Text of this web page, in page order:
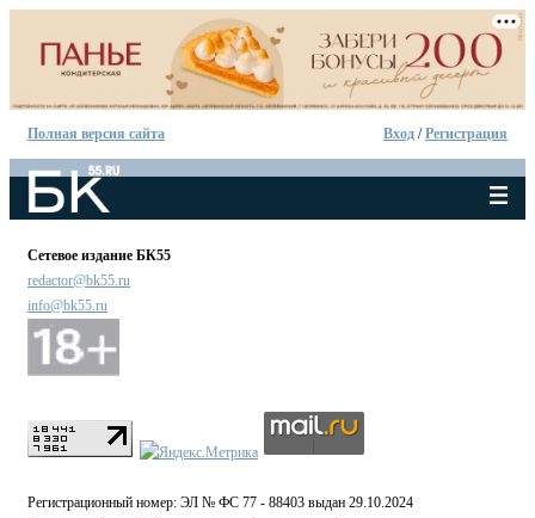
Полная версия сайта Вход /Регистрация
Сетевое издание БК55
redactor@bk55.ru
info@bk55.ru
Регистрационный номер: ЭЛ № ФС 77 - 88403 выдан 29.10.2024